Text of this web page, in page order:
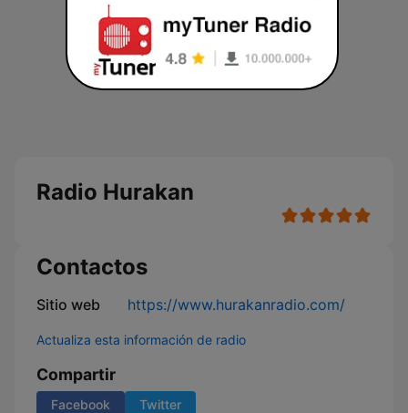
Radio Hurakan
Contactos
Sitio web https://www.hurakanradio.com/
Actualiza esta información de radio
Compartir
Facebook Twitter